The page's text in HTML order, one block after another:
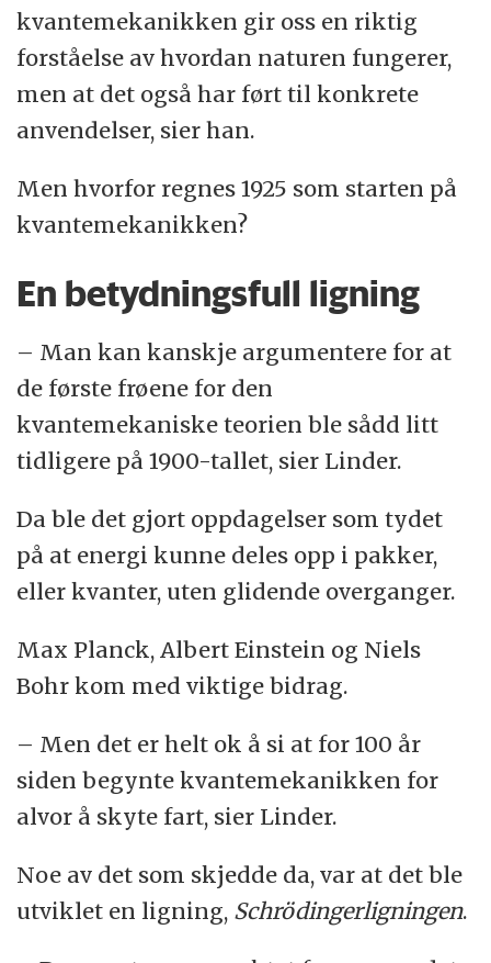
kvantemekanikken gir oss en riktig
forståelse av hvordan naturen fungerer,
men at det også har ført til konkrete
anvendelser, sier han.
Men hvorfor regnes 1925 som starten på
kvantemekanikken?
En betydningsfull ligning
– Man kan kanskje argumentere for at
de første frøene for den
kvantemekaniske teorien ble sådd litt
tidligere på 1900-tallet, sier Linder.
Da ble det gjort oppdagelser som tydet
på at energi kunne deles opp i pakker,
eller kvanter, uten glidende overganger.
Max Planck, Albert Einstein og Niels
Bohr kom med viktige bidrag.
– Men det er helt ok å si at for 100 år
siden begynte kvantemekanikken for
alvor å skyte fart, sier Linder.
Noe av det som skjedde da, var at det ble
utviklet en ligning, Schrödingerligningen.